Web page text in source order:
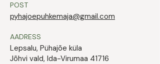
POST
pyhajoepuhkemaja@gmail.com
AADRESS
Lepsalu, Pühajõe küla
Jõhvi vald, Ida-Virumaa 41716